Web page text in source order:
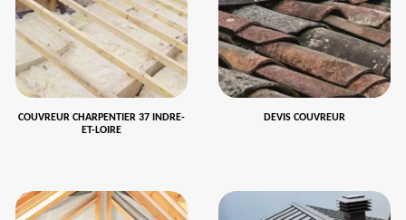
COUVREUR CHARPENTIER 37 INDRE-
ET-LOIRE
DEVIS COUVREUR